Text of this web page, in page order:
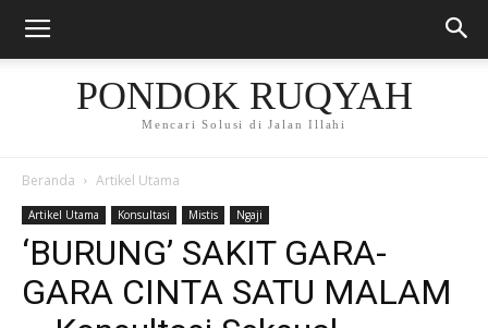
PONDOK RUQYAH
Mencari Solusi di Jalan Illahi
Beranda Artikel Utama
Artikel Utama Konsultasi Mistis Ngaji
‘BURUNG’ SAKIT GARA-
GARA CINTA SATU MALAM